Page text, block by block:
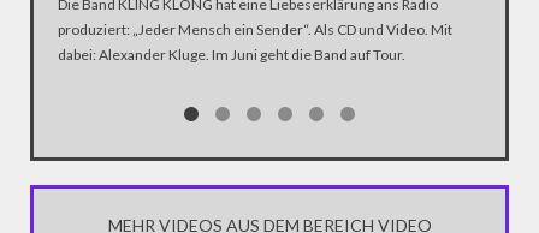
Die Band KLING KLONG hat eine Liebeserklärung ans Radio
produziert: „Jeder Mensch ein Sender“. Als CD und Video. Mit
dabei: Alexander Kluge. Im Juni geht die Band auf Tour.
MEHR VIDEOS AUS DEM BEREICH VIDEO